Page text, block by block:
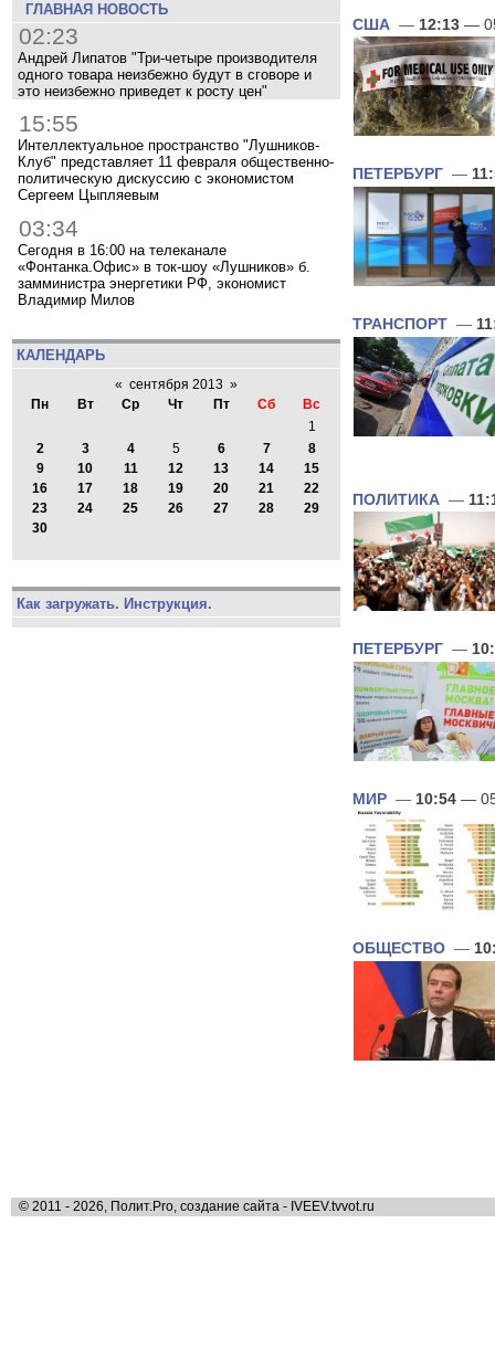
ГЛАВНАЯ НОВОСТЬ
02:23
Андрей Липатов "Три-четыре производителя
одного товара неизбежно будут в сговоре и
это неизбежно приведет к росту цен"
15:55
Интеллектуальное пространство "Лушников-
Клуб" представляет 11 февраля общественно-
политическую дискуссию с экономистом
Сергеем Цыпляевым
03:34
Сегодня в 16:00 на телеканале
«Фонтанка.Офис» в ток-шоу «Лушников» б.
замминистра энергетики РФ, экономист
Владимир Милов
КАЛЕНДАРЬ
« сентября 2013 »
Пн
Вт Ср Чт Пт Сб
Вс
1
2
3 4 5 6 7
8
9
10 11 12 13 14
15
16
17 18 19 20 21
22
23
24 25 26 27 28
29
30
Как загружать. Инструкция.
США — 12:13 —
ПЕТЕРБУРГ —
ТРАНСПОРТ —
ПОЛИТИКА —
ПЕТЕРБУРГ —
МИР — 10:54 —
ОБЩЕСТВО —
© 2011 - 2026, Полит.Pro, создание сайта - IVEEV.tvvot.ru